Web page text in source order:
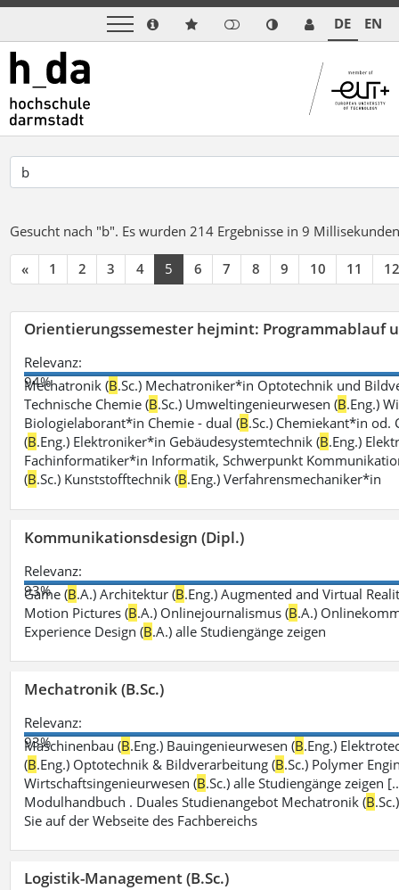
DE EN
Gesucht nach "b". Es wurden 214 Ergebnisse in 9
« 1 2 3 4 5 6 7 8 9 10 11 12
Orientierungssemester hejmint: Programmablauf
Relevanz:
94%
Mechatronik (B.Sc.) Mechatroniker*in Optotechnik und
Technische Chemie (B.Sc.) Umweltingenieurwesen (B.Eng.)
Biologielaborant*in Chemie - dual (B.Sc.) Chemiekant*in
(B.Eng.) Elektroniker*in Gebäudesystemtechnik (B.Eng.)
Fachinformatiker*in Informatik, Schwerpunkt
(B.Sc.) Kunststofftechnik (B.Eng.) Verfahrensmechaniker*in
Kommunikationsdesign (Dipl.)
Relevanz:
93%
Game (B.A.) Architektur (B.Eng.) Augmented and Virtual
Motion Pictures (B.A.) Onlinejournalismus (B.A.)
Experience Design (B.A.) alle Studiengänge zeigen
Mechatronik (B.Sc.)
Relevanz:
93%
Maschinenbau (B.Eng.) Bauingenieurwesen (B.Eng.)
(B.Eng.) Optotechnik & Bildverarbeitung (B.Sc.) Polymer
Wirtschaftsingenieurwesen (B.Sc.) alle Studiengänge zeigen
Modulhandbuch . Duales Studienangebot Mechatronik (B
Sie auf der Webseite des Fachbereichs
Logistik-Management (B.Sc.)